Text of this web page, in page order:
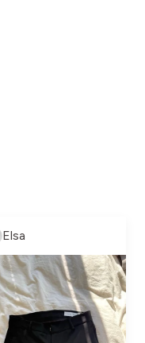
Elsa